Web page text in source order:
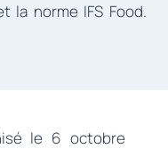
la norme IFS Food.
le 6 octobre